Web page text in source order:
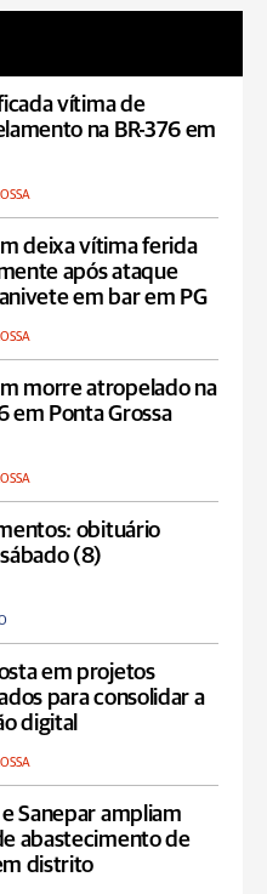
vítima de
na BR-376 em
deixa vítima ferida
após ataque
em bar em PG
morre atropelado na
em Ponta Grossa
obituário
(8)
em projetos
para consolidar a
digital
Sanepar ampliam
abastecimento de
distrito